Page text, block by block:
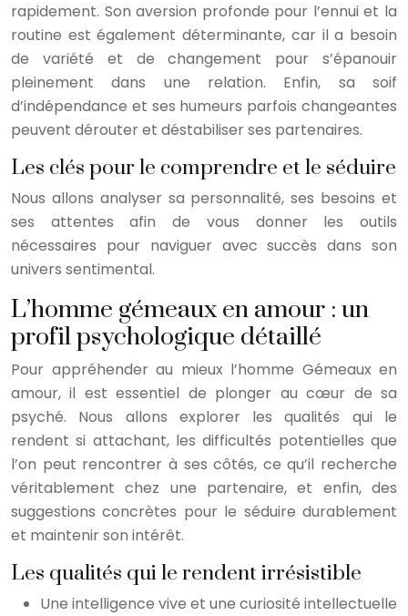
rapidement. Son aversion profonde pour l’ennui et la
routine est également déterminante, car il a besoin
de variété et de changement pour s’épanouir
pleinement dans une relation. Enfin, sa soif
d’indépendance et ses humeurs parfois changeantes
peuvent dérouter et déstabiliser ses partenaires.
Les clés pour le comprendre et le séduire
Nous allons analyser sa personnalité, ses besoins et
ses attentes afin de vous donner les outils
nécessaires pour naviguer avec succès dans son
univers sentimental.
L’homme gémeaux en amour : un
profil psychologique détaillé
Pour appréhender au mieux l’homme Gémeaux en
amour, il est essentiel de plonger au cœur de sa
psyché. Nous allons explorer les qualités qui le
rendent si attachant, les difficultés potentielles que
l’on peut rencontrer à ses côtés, ce qu’il recherche
véritablement chez une partenaire, et enfin, des
suggestions concrètes pour le séduire durablement
et maintenir son intérêt.
Les qualités qui le rendent irrésistible
Une intelligence vive et une curiosité intellectuelle